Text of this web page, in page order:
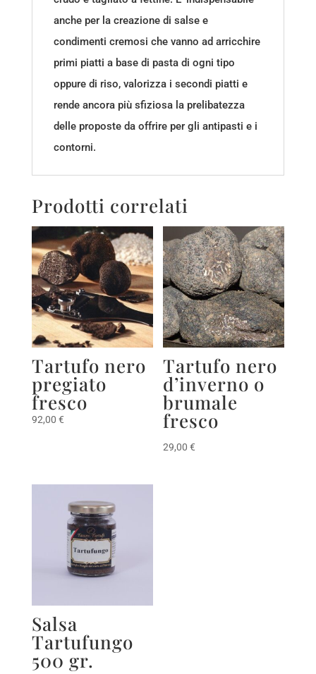
anche per la creazione di salse e
condimenti cremosi che vanno ad arricchire
primi piatti a base di pasta di ogni tipo
oppure di riso, valorizza i secondi piatti e
rende ancora più sfiziosa la prelibatezza
delle proposte da offrire per gli antipasti e i
contorni.
Prodotti correlati
Tartufo nero
pregiato
fresco
92,00 €
Tartufo nero
d’inverno o
brumale
fresco
29,00€
Salsa
Tartufungo
500 gr.